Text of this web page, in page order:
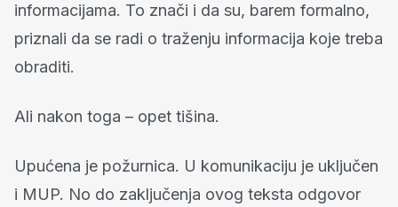
informacijama. To znači i da su, barem formalno,
priznali da se radi o traženju informacija koje treba
obraditi.
Ali nakon toga – opet tišina.
Upućena je požurnica. U komunikaciju je uključen
i MUP. No do zaključenja ovog teksta odgovor